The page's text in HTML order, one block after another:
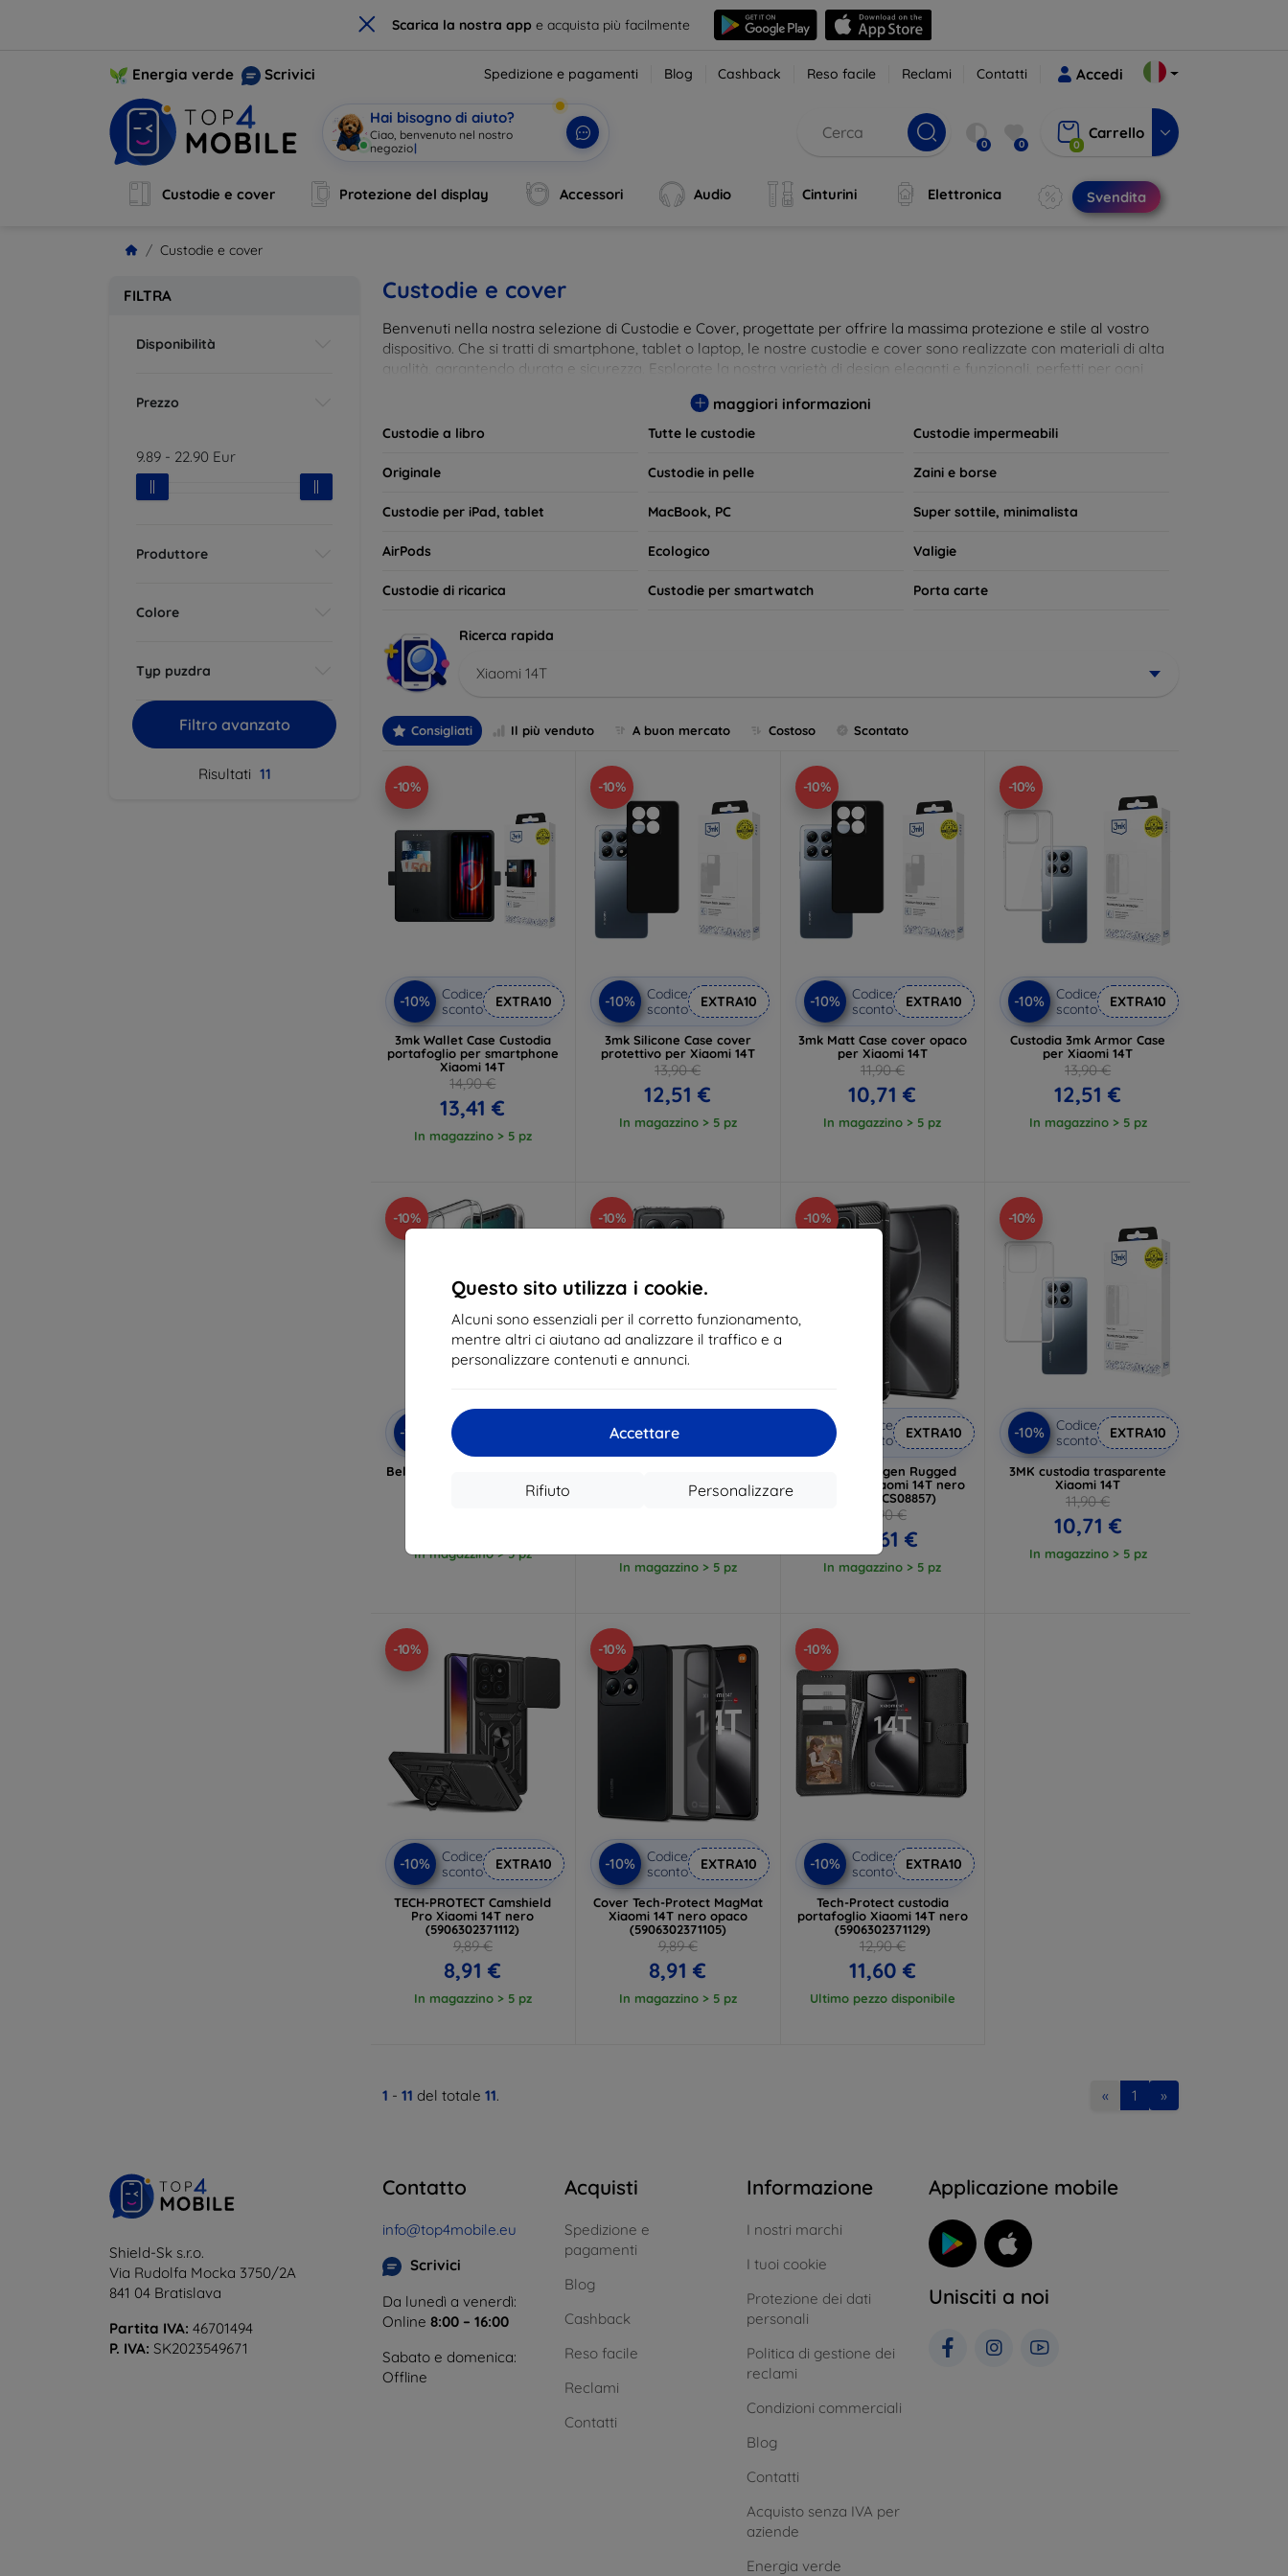
× Scarica la nostra appe acquista più facilmente
Questo sito utilizza i cookie.
Alcuni sono essenziali per il corretto funzionamento,
mentre altri ci aiutano ad analizzare il traffico e a
personalizzare contenuti e annunci.
Accettare
Personalizzare
Rifiuto
Energia verde Scrivici Spedizione e pagamenti Blog Cashback Reso facile Reclami Contatti Accedi
Hai bisogno di aiuto?
Ciao, benvenuto nel nost| 0 0 0
Carrello
Custodie e cover Protezione del display Accessori Audio Cinturini Elettronica Svendita
Custodie e cover
FILTRA
Disponibilità
Prezzo
9.89 - 22.90 Eur
Produttore
Colore
Typ puzdra
Filtro avanzato
Risultati 11
Custodie e cover
Benvenuti nella nostra selezione di Custodie e Cover, progettate per offrire la massima protezione e stile al vostro
dispositivo. Che si tratti di smartphone, tablet o laptop, le nostre custodie e cover sono realizzate con materiali di alta
qualità, garantendo durata e sicurezza. Esplorate la nostra varietà di design eleganti e funzionali, perfetti per ogni
maggiori informazioni
Custodie a libro Tutte le custodie Custodie impermeabili
Originale Custodie in pelle Zaini e borse
Custodie per iPad, tablet MacBook, PC Super sottile, minimalista
AirPods Ecologico Valigie
Custodie di ricarica Custodie per smartwatch Porta carte
Ricerca rapida
Xiaomi 14T
Consigliati Il più venduto A buon mercato Costoso Scontato
-10%
-10%
Codice
sconto
EXTRA10
3mk Wallet Case Custodia
portafoglio per smartphone
Xiaomi 14T
14,90 €
13,41 €
In magazzino > 5 pz
-10%
-10%
Codice
sconto
EXTRA10
3mk Silicone Case cover
protettivo per Xiaomi 14T
13,90 €
12,51 €
In magazzino > 5 pz
-10%
-10%
Codice
sconto
EXTRA10
3mk Matt Case cover opaco
per Xiaomi 14T
11,90 €
10,71 €
In magazzino > 5 pz
-10%
-10%
Codice
sconto
EXTRA10
Custodia 3mk Armor Case
per Xiaomi 14T
13,90 €
12,51 €
In magazzino > 5 pz
-10%
-10%
Codice
sconto
Beline Custodia Trasparente
In magazzino > 5 pz
-10%
-10%
Codice
sconto
per Xiaomi 14T trasparente
(57983123195)
In magazzino > 5 pz
-10%
-10%
Codice
sconto
EXTRA10
Custodia Spigen Rugged
Armor per Xiaomi 14T nero
opaco (ACS08857)
22,90 €
20,61 €
In magazzino > 5 pz
-10%
-10%
Codice
sconto
EXTRA10
3MK custodia trasparente
Xiaomi 14T
11,90 €
10,71 €
In magazzino > 5 pz
-10%
-10%
Codice
sconto
EXTRA10
TECH-PROTECT Camshield
Pro Xiaomi 14T nero
(5906302371112)
9,89 €
8,91 €
In magazzino > 5 pz
-10%
-10%
Codice
sconto
EXTRA10
Cover Tech-Protect MagMat
Xiaomi 14T nero opaco
(5906302371105)
9,89 €
8,91 €
In magazzino > 5 pz
-10%
-10%
Codice
sconto
EXTRA10
Tech-Protect custodia
portafoglio Xiaomi 14T nero
(5906302371129)
12,90 €
11,60 €
Ultimo pezzo disponibile
1 - 11 del totale 11. « 1 »
Shield-Sk s.r.o.
Via Rudolfa Mocka 3750/2A
841 04 Bratislava
Partita IVA: 46701494
P. IVA: SK2023549671
Contatto
info@top4mobile.eu
Scrivici
Da lunedì a venerdì:
Online 8:00 – 16:00
Sabato e domenica:
Offline
Acquisti
Spedizione e
pagamenti
Blog
Cashback
Reso facile
Reclami
Contatti
Informazione
I nostri marchi
I tuoi cookie
Protezione dei dati
personali
Politica di gestione dei
reclami
Condizioni commerciali
Blog
Contatti
Acquisto senza IVA per
aziende
Energia verde
Applicazione mobile
Unisciti a noi